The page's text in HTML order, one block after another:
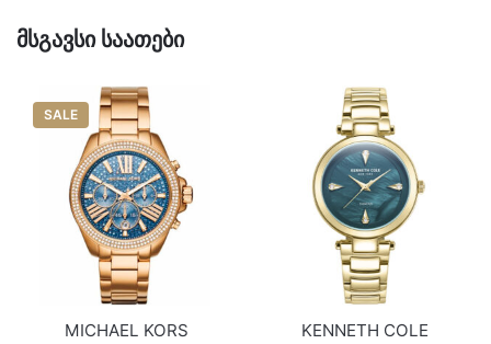
მსგავსი საათები
SALE
MICHAEL KORS KENNETH COLE